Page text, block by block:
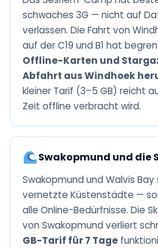
schwaches 3G — nicht auf
verlassen. Die Fahrt von
auf der C19 und B1 hat
Offline-Karten und
Abfahrt aus Windhoek
kleiner Tarif (3–5 GB) reicht
Zeit offline verbracht wird.
Swakopmund und die
Swakopmund und Walvis
vernetzte Küstenstädte —
alle Online-Bedürfnisse. Die
von Swakopmund verliert
GB-Tarif für 7 Tage